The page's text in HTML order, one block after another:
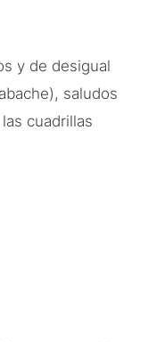
y de desigual
saludos
cuadrillas